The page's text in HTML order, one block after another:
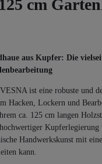
cm
aus Kupfer: Die
ist eine robuste und
Hacken, Lockern und
ca. 125 cm langen
Kupferlegierung
Handwerkskunst mit
kann.